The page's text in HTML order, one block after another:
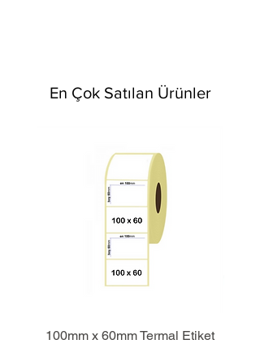
En Çok Satılan Ürünler
100mm x 60mm Termal Etiket